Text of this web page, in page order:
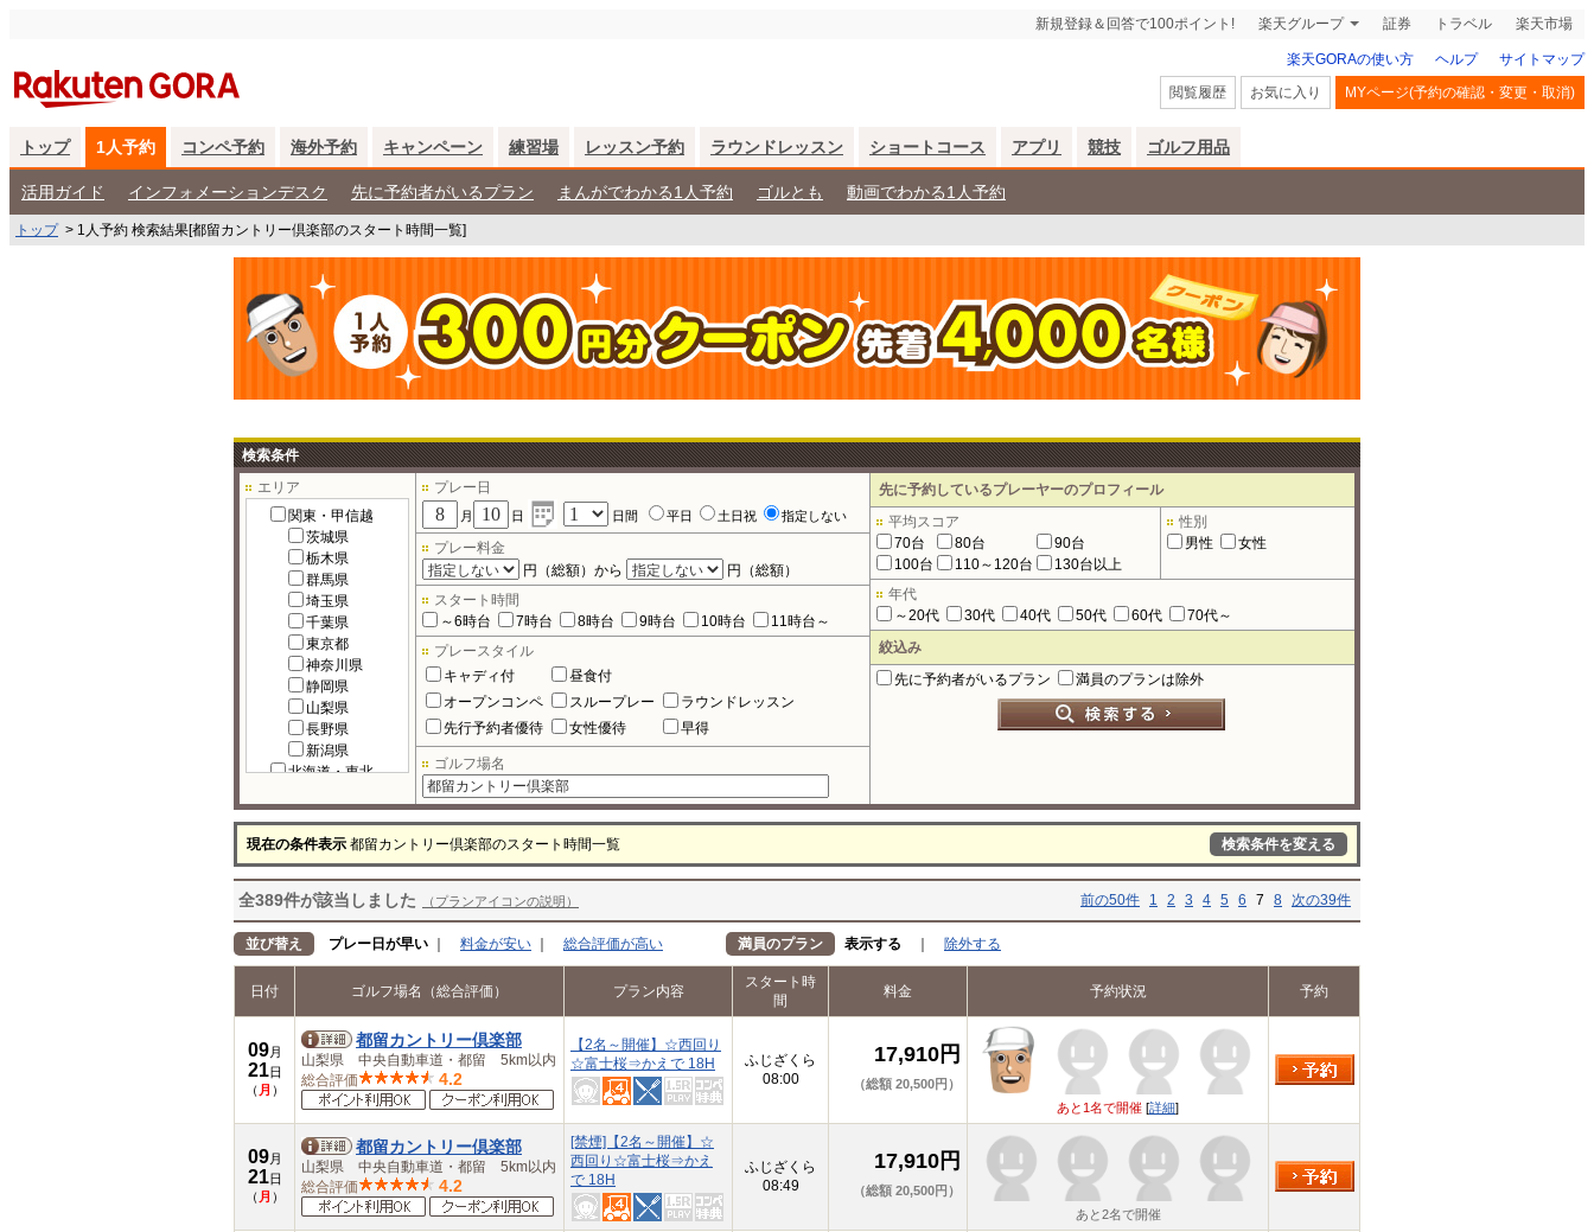
新規登録＆回答で100ポイント! 楽天グループ 証券 トラベル 楽天市場
楽天GORAの使い方 ヘルプ
サイトマップ
閲覧履歴
お気に入り MYページ(予約の確認・変更・取消)
トップ 1人予約 コンペ予約 海外予約 キャンペーン 練習場 レッスン予約 ラウンドレッスン ショートコース アプリ 競技 ゴルフ用品
活用ガイド インフォメーションデスク 先に予約者がいるプラン まんがでわかる1人予約 ゴルとも 動画でわかる1人予約
トップ> 1人予約 検索結果[都留カントリー倶楽部のスタート時間一覧]
検索条件
エリア
関東・甲信越
茨城県
栃木県
群馬県
埼玉県
千葉県
東京都
神奈川県
静岡県
山梨県
長野県
新潟県
北海道・東北
宮城県
福島県
秋田県
青森県
山形県
北陸
富山県
中部
岐阜県
愛知県
三重県
近畿
滋賀県
京都府
大阪府
兵庫県
奈良県
プレー日
月 日 日間 平日 土日祝 指定しない
プレー料金
円（総額）から
円（総額）
スタート時間
～6時台
7時台 8時台 9時台 10時台
11時台～
プレースタイル
キャディ付
昼食付
オープンコンペ
スループレー
ラウンドレッスン
先行予約者優待
女性優待 早得
ゴルフ場名
先に予約しているプレーヤーのプロフィール
平均スコア
70台
80台
90台
100台
110～120台 130台以上
性別
男性
女性
年代
～20代
30代 40代 50代 60代
70代～
絞込み
先に予約者がいるプラン
満員のプランは除外
現在の条件表示 都留カントリー倶楽部のスタート時間一覧 検索条件を変える
全389件が該当しました （プランアイコンの説明） 前の50件 1 2 3 4 5 6 7 8 次の39件
並び替え プレー日が早い 料金が安い 総合評価が高い 満員のプラン 表示する 除外する
日付 ゴルフ場名（総合評価） プラン内容
スタート時
間
料金 予約状況 予約
09月
21日
（ 月 ）
都留カントリー倶楽部
山梨県 中央自動車道・都留 5km以内
総合評価
4.2
【2名～開催】☆西回り
☆富士桜⇒かえで 18H
ふじざくら
08:00
17,910円
（総額 20,500円）
あと1名で開催 [詳細]
09月
21日
（ 月 ）
都留カントリー倶楽部
山梨県 中央自動車道・都留 5km以内
総合評価
4.2
[禁煙]【2名～開催】☆
西回り☆富士桜⇒かえ
で 18H
ふじざくら
08:49
17,910円
（総額 20,500円）
あと2名で開催